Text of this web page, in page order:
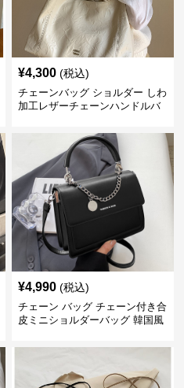
¥4,300 (税込)
チェーンバッグ ショルダー しわ
加工レザーチェーンハンドルバ
¥4,990 (税込)
チェーン バッグ チェーン付き合
皮ミニショルダーバッグ 韓国風